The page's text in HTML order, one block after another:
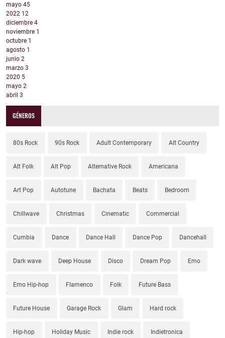
mayo 45
2022 12
diciembre 4
noviembre 1
octubre 1
agosto 1
junio 2
marzo 3
2020 5
mayo 2
abril 3
GÉNEROS
80s Rock 90s Rock Adult Contemporary Alt Country
Alt Folk Alt Pop Alternative Rock Americana
Art Pop Autotune Bachata Beats Bedroom
Chillwave Christmas Cinematic Commercial
Cumbia Dance Dance Hall Dance Pop Dancehall
Dark wave Deep House Disco Dream Pop Emo
Emo Hip-hop Flamenco Folk Future Bass
Future House Garage Rock Glam Hard rock
Hip-hop Holiday Music Indie rock Indietronica